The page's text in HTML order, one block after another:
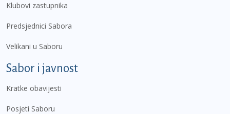
Klubovi zastupnika
Predsjednici Sabora
Velikani u Saboru
Sabor i javnost
Kratke obavijesti
Posjeti Saboru